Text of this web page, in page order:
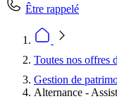
Être rappelé
Toutes nos offres
Gestion de
Alternance -